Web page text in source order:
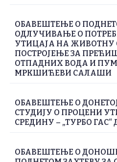
ОБАВЕШТЕЊЕ О
ОДЛУЧИВАЊЕ О
УТИЦАЈА НА ЖИВОТНУ
ПОСТРОЈЕЊЕ ЗА
ОТПАДНИХ ВОДА И
МРКШИЋЕВИ САЛАШИ
ОБАВЕШТЕЊЕ О
СТУДИЈУ О ПРОЦЕНИ
СРЕДИНУ – „ТУРБО
ОБАВЕШТЕЊЕ О